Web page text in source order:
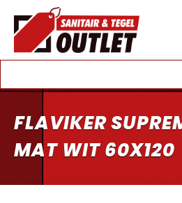
FLAVIKER
MAT WIT 60X120